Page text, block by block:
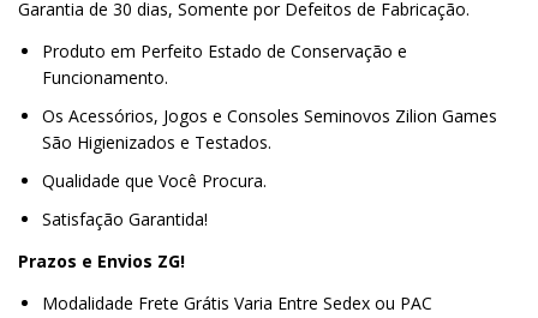
Garantia de 30 dias, Somente por Defeitos de Fabricação.
Produto em Perfeito Estado de Conservação e
Funcionamento.
Os Acessórios, Jogos e Consoles Seminovos Zilion Games
São Higienizados e Testados.
Qualidade que Você Procura.
Satisfação Garantida!
Prazos e Envios ZG!
Modalidade Frete Grátis Varia Entre Sedex ou PAC